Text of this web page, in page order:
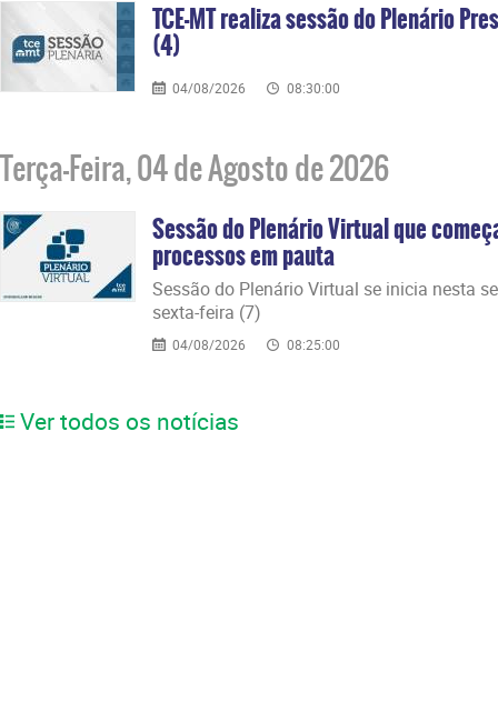
TCE-MT realiza sessão do Plenário
(4)
04/08/2026 08:30:00
Terça-Feira, 04 de Agosto de 2026
Sessão do Plenário Virtual que
processos em pauta
Sessão do Plenário Virtual se inicia nesta
sexta-feira (7)
04/08/2026 08:25:00
Ver todos os notícias